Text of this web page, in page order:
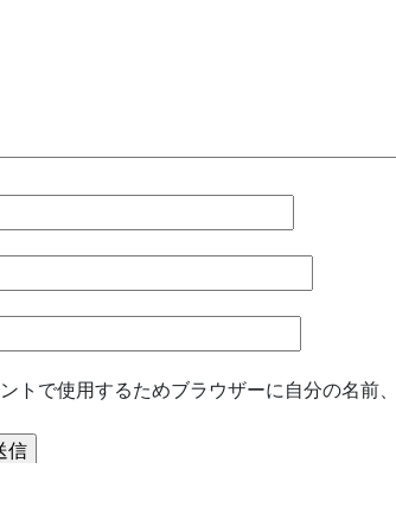
トで使用するためブラウザーに自分の名前